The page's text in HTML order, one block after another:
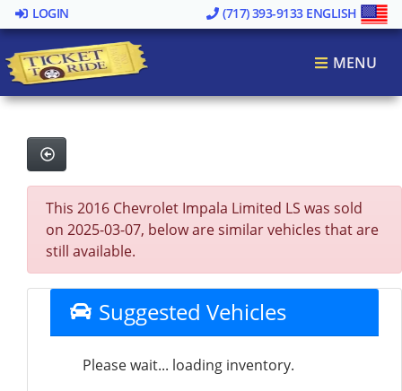
LOGIN (717) 393-9133 ENGLISH
MENU
This 2016 Chevrolet Impala Limited LS was sold
on 2025-03-07, below are similar vehicles that are
still available.
Suggested Vehicles
Please wait... loading inventory.